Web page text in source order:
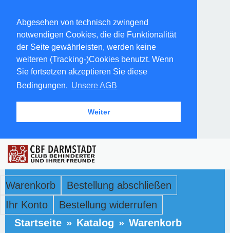
Abgesehen von technisch zwingend
notwendigen Cookies, die die Funktionalität
der Seite gewährleisten, werden keine
weiteren (Tracking-)Cookies benutzt. Wenn
Sie fortsetzen akzeptieren Sie diese
Bedingungen. Unsere AGB
Weiter
Warenkorb
Bestellung abschließen
Ihr Konto
Bestellung widerrufen
Startseite » Katalog » Warenkorb